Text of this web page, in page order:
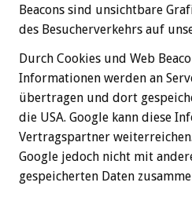
Beacons sind unsichtbare
des Besucherverkehrs auf
Durch Cookies und Web
Informationen werden an
übertragen und dort
die USA. Google kann diese
Vertragspartner
Google jedoch nicht mit
gespeicherten Daten